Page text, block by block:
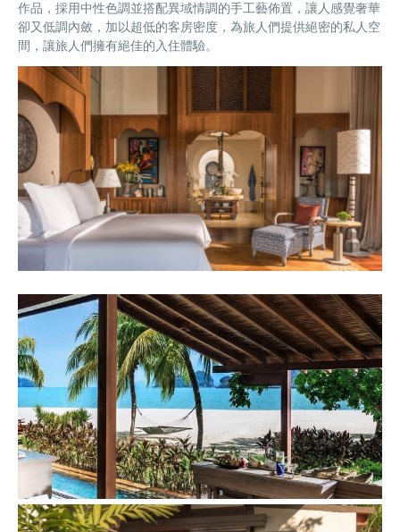
作品，採用中性色調並搭配異域情調的手工藝佈置，讓人感覺奢華
卻又低調內斂，加以超低的客房密度，為旅人們提供絕密的私人空
間，讓旅人們擁有絕佳的入住體驗。